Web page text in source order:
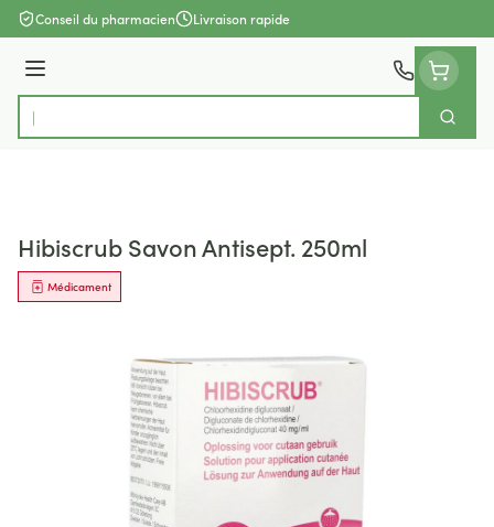
Aller au contenu
Conseil du pharmacien Livraison rapide
Menu
Rechercher
Hibiscrub Savon Antisept. 250ml
Médicament